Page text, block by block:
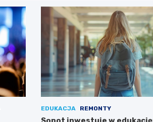
EDUKACJA REMONTY